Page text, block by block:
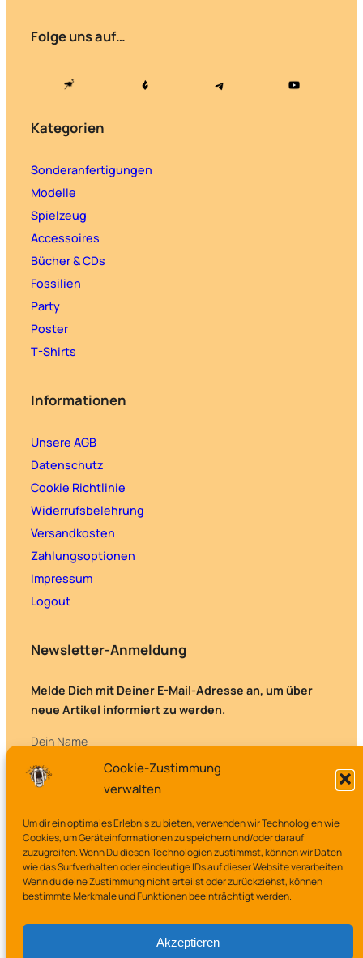
Cookie-Zustimmung
verwalten
Um dir ein optimales Erlebnis zu bieten, verwenden wir Technologien wie
Cookies, um Geräteinformationen zu speichern und/oder darauf
zuzugreifen. Wenn Du diesen Technologien zustimmst, können wir Daten
wie das Surfverhalten oder eindeutige IDs auf dieser Website verarbeiten.
Wenn du deine Zustimmung nicht erteilst oder zurückziehst, können
bestimmte Merkmale und Funktionen beeinträchtigt werden.
Akzeptieren
Folge uns auf…
Kategorien
Sonderanfertigungen
Modelle
Spielzeug
Accessoires
Bücher & CDs
Fossilien
Party
Poster
T-Shirts
Informationen
Unsere AGB
Datenschutz
Cookie Richtlinie
Widerrufsbelehrung
Versandkosten
Zahlungsoptionen
Impressum
Logout
Newsletter-Anmeldung
Melde Dich mit Deiner E-Mail-Adresse an, um über
neue Artikel informiert zu werden.
Dein Name